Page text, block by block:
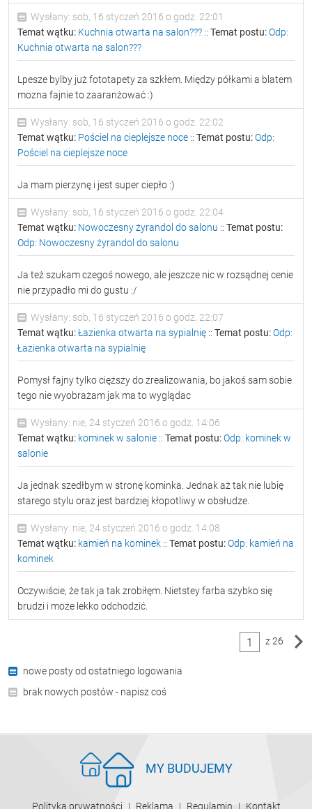
Wysłany: sob, 16 styczeń 2016 o godz. 22:01
Temat wątku: Kuchnia otwarta na salon??? :: Temat postu:Odp:
Kuchnia otwarta na salon???
Lpesze bylby już fototapety za szkłem. Między półkami a blatem
mozna fajnie to zaaranżować :)
Wysłany: sob, 16 styczeń 2016 o godz. 22:02
Temat wątku: Pościel na cieplejsze noce :: Temat postu:Odp:
Pościel na cieplejsze noce
Ja mam pierzynę i jest super ciepło :)
Wysłany: sob, 16 styczeń 2016 o godz. 22:04
Temat wątku: Nowoczesny żyrandol do salonu :: Temat postu:
Odp: Nowoczesny żyrandol do salonu
Ja też szukam czegoś nowego, ale jeszcze nic w rozsądnej cenie
nie przypadło mi do gustu :/
Wysłany: sob, 16 styczeń 2016 o godz. 22:07
Temat wątku:Łazienka otwarta na sypialnię :: Temat postu:Odp:
Łazienka otwarta na sypialnię
Pomysł fajny tylko cięższy do zrealizowania, bo jakoś sam sobie
tego nie wyobrażam jak ma to wyglądac
Wysłany: nie, 24 styczeń 2016 o godz. 14:06
Temat wątku: kominek w salonie :: Temat postu:Odp: kominek w
salonie
Ja jednak szedłbym w stronę kominka. Jednak aż tak nie lubię
starego stylu oraz jest bardziej kłopotliwy w obsłudze.
Wysłany: nie, 24 styczeń 2016 o godz. 14:08
Temat wątku: kamień na kominek :: Temat postu:Odp: kamień na
kominek
Oczywiście, że tak ja tak zrobiłęm. Nietstey farba szybko się
brudzi i może lekko odchodzić.
1 z 26
nowe posty od ostatniego logowania
brak nowych postów - napisz coś
MY BUDUJEMY
Polityka prywatności Reklama Regulamin Kontakt